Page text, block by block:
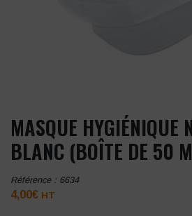
MASQUE HYGIÉNIQUE
BLANC (BOÎTE DE 50
Référence : 6634
4,00€ HT